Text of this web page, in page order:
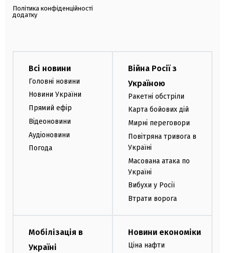
Політика конфіденційності
додатку
Всі новини
Головні новини
Новини України
Прямий ефір
Відеоновини
Аудіоновини
Погода
Війна Росії з
Україною
Ракетні обстріли
Карта бойових дій
Мирні переговори
Повітряна тривога в
Україні
Масована атака по
Україні
Вибухи у Росії
Втрати ворога
Мобілізація в
Україні
Новини економіки
Ціна нафти